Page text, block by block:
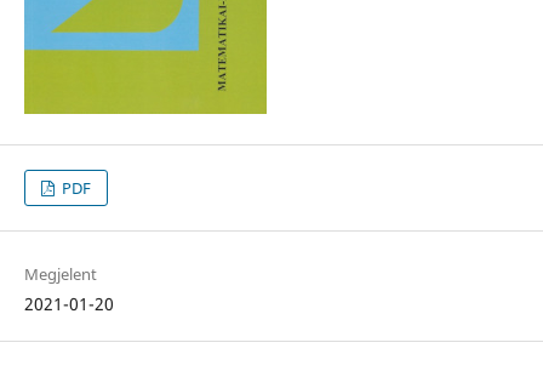
PDF
Megjelent
2021-01-20